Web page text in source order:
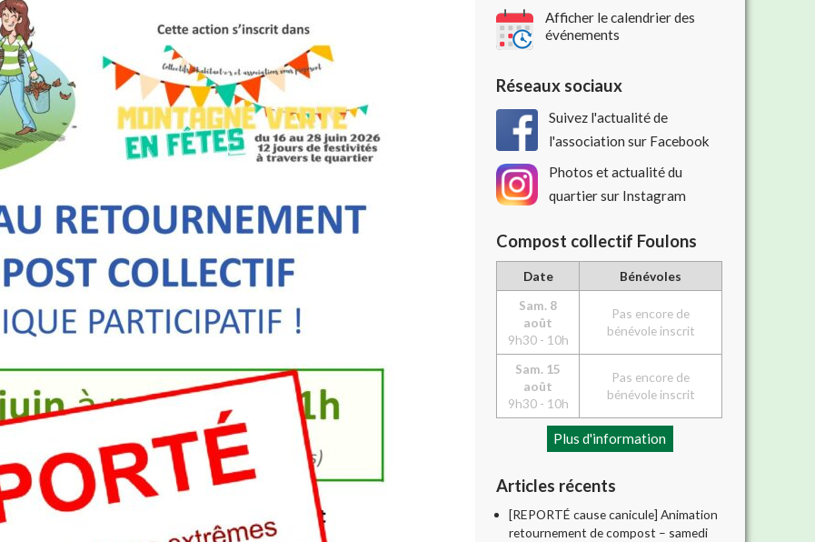
Afficher le calendrier des
événements
Réseaux sociaux
Suivez l'actualité de
l'association sur Facebook
Photos et actualité du
quartier sur Instagram
Compost collectif Foulons
Date
Bénévoles
Sam. 8
août
9h30 - 10h
Pas encore de
bénévole inscrit
Sam. 15
août
9h30 - 10h
Pas encore de
bénévole inscrit
Plus d'information
Articles récents
[REPORTÉ cause canicule] Animation
retournement de compost – samedi